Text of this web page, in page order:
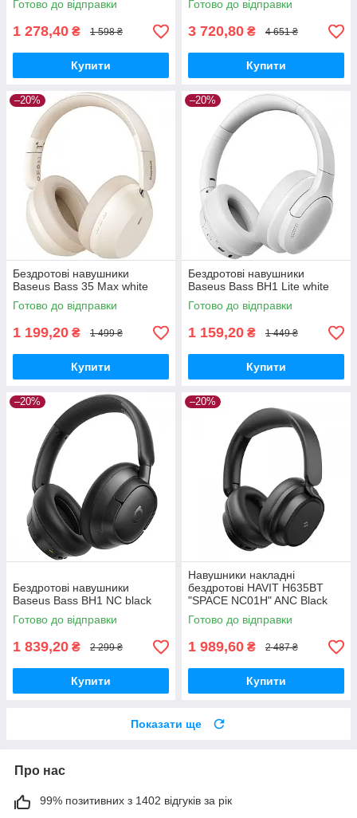
Готово до відправки
1 278,40 ₴ 1 598 ₴
Купити
Готово до відправки
3 720,80 ₴ 4 651 ₴
Купити
–20%
Бездротові навушники
Baseus Bass 35 Max white
Готово до відправки
1 199,20 ₴ 1 499 ₴
Купити
–20%
Бездротові навушники
Baseus Bass BH1 Lite white
Готово до відправки
1 159,20 ₴ 1 449 ₴
Купити
–20%
Бездротові навушники
Baseus Bass BH1 NC black
Готово до відправки
1 839,20 ₴ 2 299 ₴
Купити
–20%
Навушники накладні
бездротові HAVIT H635BT
"SPACE NC01H" ANC Black
Готово до відправки
1 989,60 ₴ 2 487 ₴
Купити
Показати ще
Про нас
99% позитивних з 1402 відгуків за рік